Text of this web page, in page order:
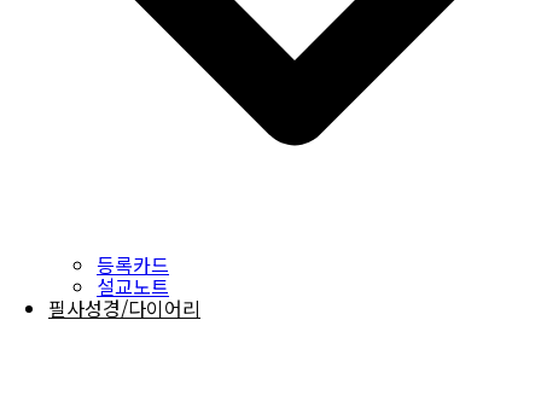
등록카드
설교노트
필사성경/다이어리